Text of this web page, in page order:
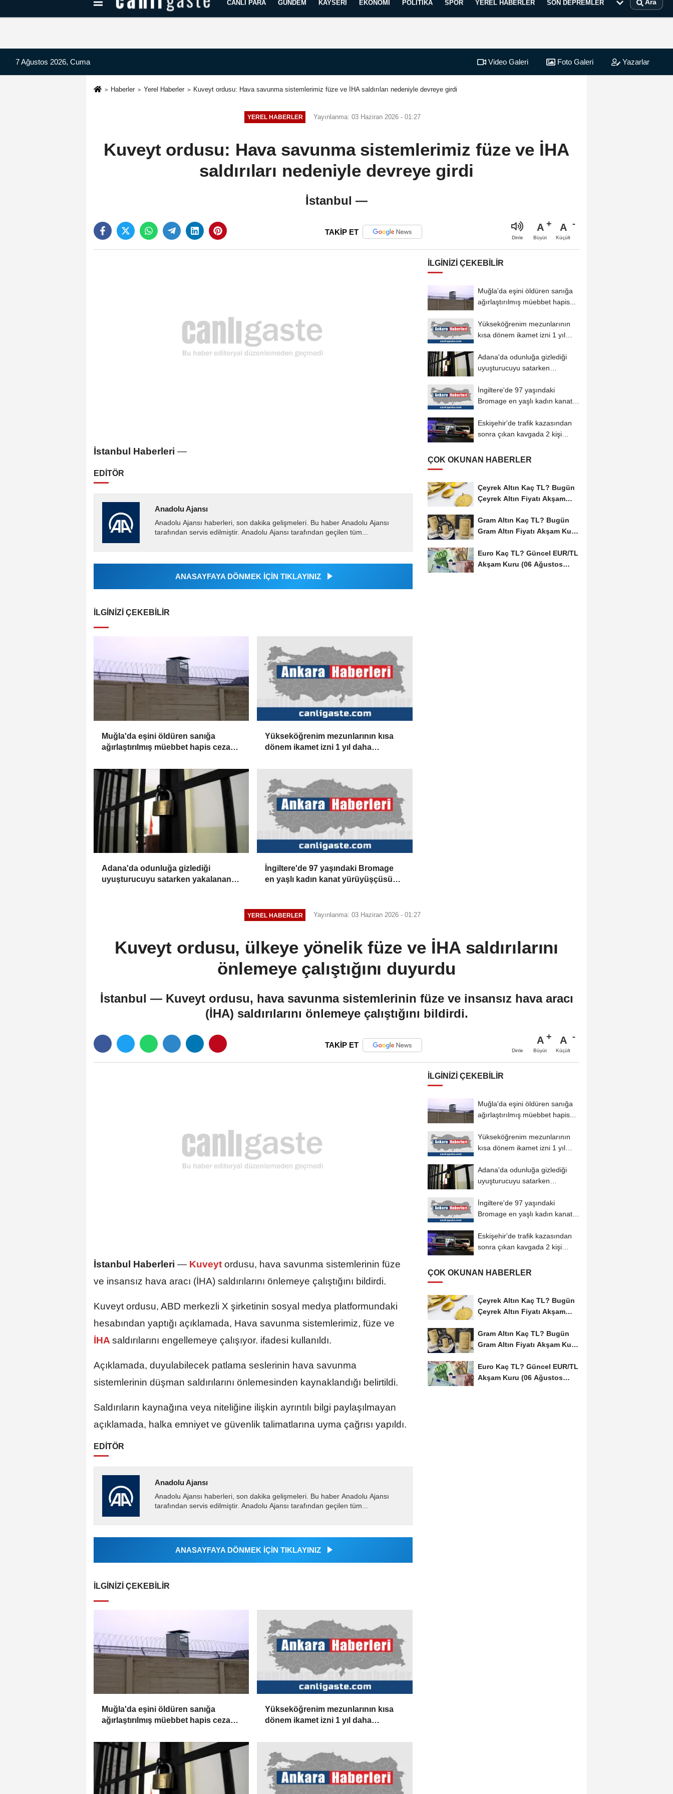
Kayseri Haberleri Can Radyo Dinle
CANLI PARA GÜNDEM KAYSERI EKONOMI POLITIKA SPOR YEREL HABERLER SON DEPREMLER Ara
7 Ağustos 2026, Cuma Video Galeri Foto Galeri Yazarlar
Haberler Yerel Haberler Kuveyt ordusu: Hava savunma sistemlerimiz füze ve İHA saldırıları nedeniyle devreye girdi
YEREL HABERLER Yayınlanma: 03 Haziran 2026 - 01:27
Kuveyt ordusu: Hava savunma sistemlerimiz füze ve İHA
saldırıları nedeniyle devreye girdi
İstanbul —
TAKİP ET
Dinle
A
Büyüt
A
Küçült
İstanbul Haberleri —
EDİTÖR
Anadolu Ajansı
Anadolu Ajansı haberleri, son dakika gelişmeleri. Bu haber Anadolu Ajansı
tarafından servis edilmiştir. Anadolu Ajansı tarafından geçilen tüm...
ANASAYFAYA DÖNMEK İÇİN TIKLAYINIZ
İLGINIZI ÇEKEBILIR
Muğla'da eşini öldüren sanığa
ağırlaştırılmış müebbet hapis cezası
Yükseköğrenim mezunlarının kısa
dönem ikamet izni 1 yıl daha
Adana'da odunluğa gizlediği
uyuşturucuyu satarken yakalanan
İngiltere'de 97 yaşındaki Bromage
en yaşlı kadın kanat yürüyüşçüsü
İLGINIZI ÇEKEBILIR
Muğla'da eşini öldüren sanığa
ağırlaştırılmış müebbet hapis...
Yükseköğrenim mezunlarının
kısa dönem ikamet izni 1 yıl
Adana'da odunluğa gizlediği
uyuşturucuyu satarken
İngiltere'de 97 yaşındaki
Bromage en yaşlı kadın kanat
Eskişehir'de trafik kazasından
sonra çıkan kavgada 2 kişi
ÇOK OKUNAN HABERLER
Çeyrek Altın Kaç TL? Bugün
Çeyrek Altın Fiyatı Akşam
Gram Altın Kaç TL? Bugün
Gram Altın Fiyatı Akşam Kuru
Euro Kaç TL? Güncel EUR/TL
Akşam Kuru (06 Ağustos
YEREL HABERLER Yayınlanma: 03 Haziran 2026 - 01:27
Kuveyt ordusu, ülkeye yönelik füze ve İHA saldırılarını
önlemeye çalıştığını duyurdu
İstanbul — Kuveyt ordusu, hava savunma sistemlerinin füze ve insansız hava aracı
(İHA) saldırılarını önlemeye çalıştığını bildirdi.
TAKİP ET
Dinle
A
Büyüt
A
Küçült
İstanbul Haberleri — Kuveyt ordusu, hava savunma sistemlerinin füze
ve insansız hava aracı (İHA) saldırılarını önlemeye çalıştığını bildirdi.
Kuveyt ordusu, ABD merkezli X şirketinin sosyal medya platformundaki
hesabından yaptığı açıklamada, Hava savunma sistemlerimiz, füze ve
İHA saldırılarını engellemeye çalışıyor. ifadesi kullanıldı.
Açıklamada, duyulabilecek patlama seslerinin hava savunma
sistemlerinin düşman saldırılarını önlemesinden kaynaklandığı belirtildi.
Saldırıların kaynağına veya niteliğine ilişkin ayrıntılı bilgi paylaşılmayan
açıklamada, halka emniyet ve güvenlik talimatlarına uyma çağrısı yapıldı.
EDİTÖR
Anadolu Ajansı
Anadolu Ajansı haberleri, son dakika gelişmeleri. Bu haber Anadolu Ajansı
tarafından servis edilmiştir. Anadolu Ajansı tarafından geçilen tüm...
ANASAYFAYA DÖNMEK İÇİN TIKLAYINIZ
İLGINIZI ÇEKEBILIR
Muğla'da eşini öldüren sanığa
ağırlaştırılmış müebbet hapis cezası
Yükseköğrenim mezunlarının kısa
dönem ikamet izni 1 yıl daha
İLGINIZI ÇEKEBILIR
Muğla'da eşini öldüren sanığa
ağırlaştırılmış müebbet hapis...
Yükseköğrenim mezunlarının
kısa dönem ikamet izni 1 yıl
Adana'da odunluğa gizlediği
uyuşturucuyu satarken
İngiltere'de 97 yaşındaki
Bromage en yaşlı kadın kanat
Eskişehir'de trafik kazasından
sonra çıkan kavgada 2 kişi
ÇOK OKUNAN HABERLER
Çeyrek Altın Kaç TL? Bugün
Çeyrek Altın Fiyatı Akşam
Gram Altın Kaç TL? Bugün
Gram Altın Fiyatı Akşam Kuru
Euro Kaç TL? Güncel EUR/TL
Akşam Kuru (06 Ağustos